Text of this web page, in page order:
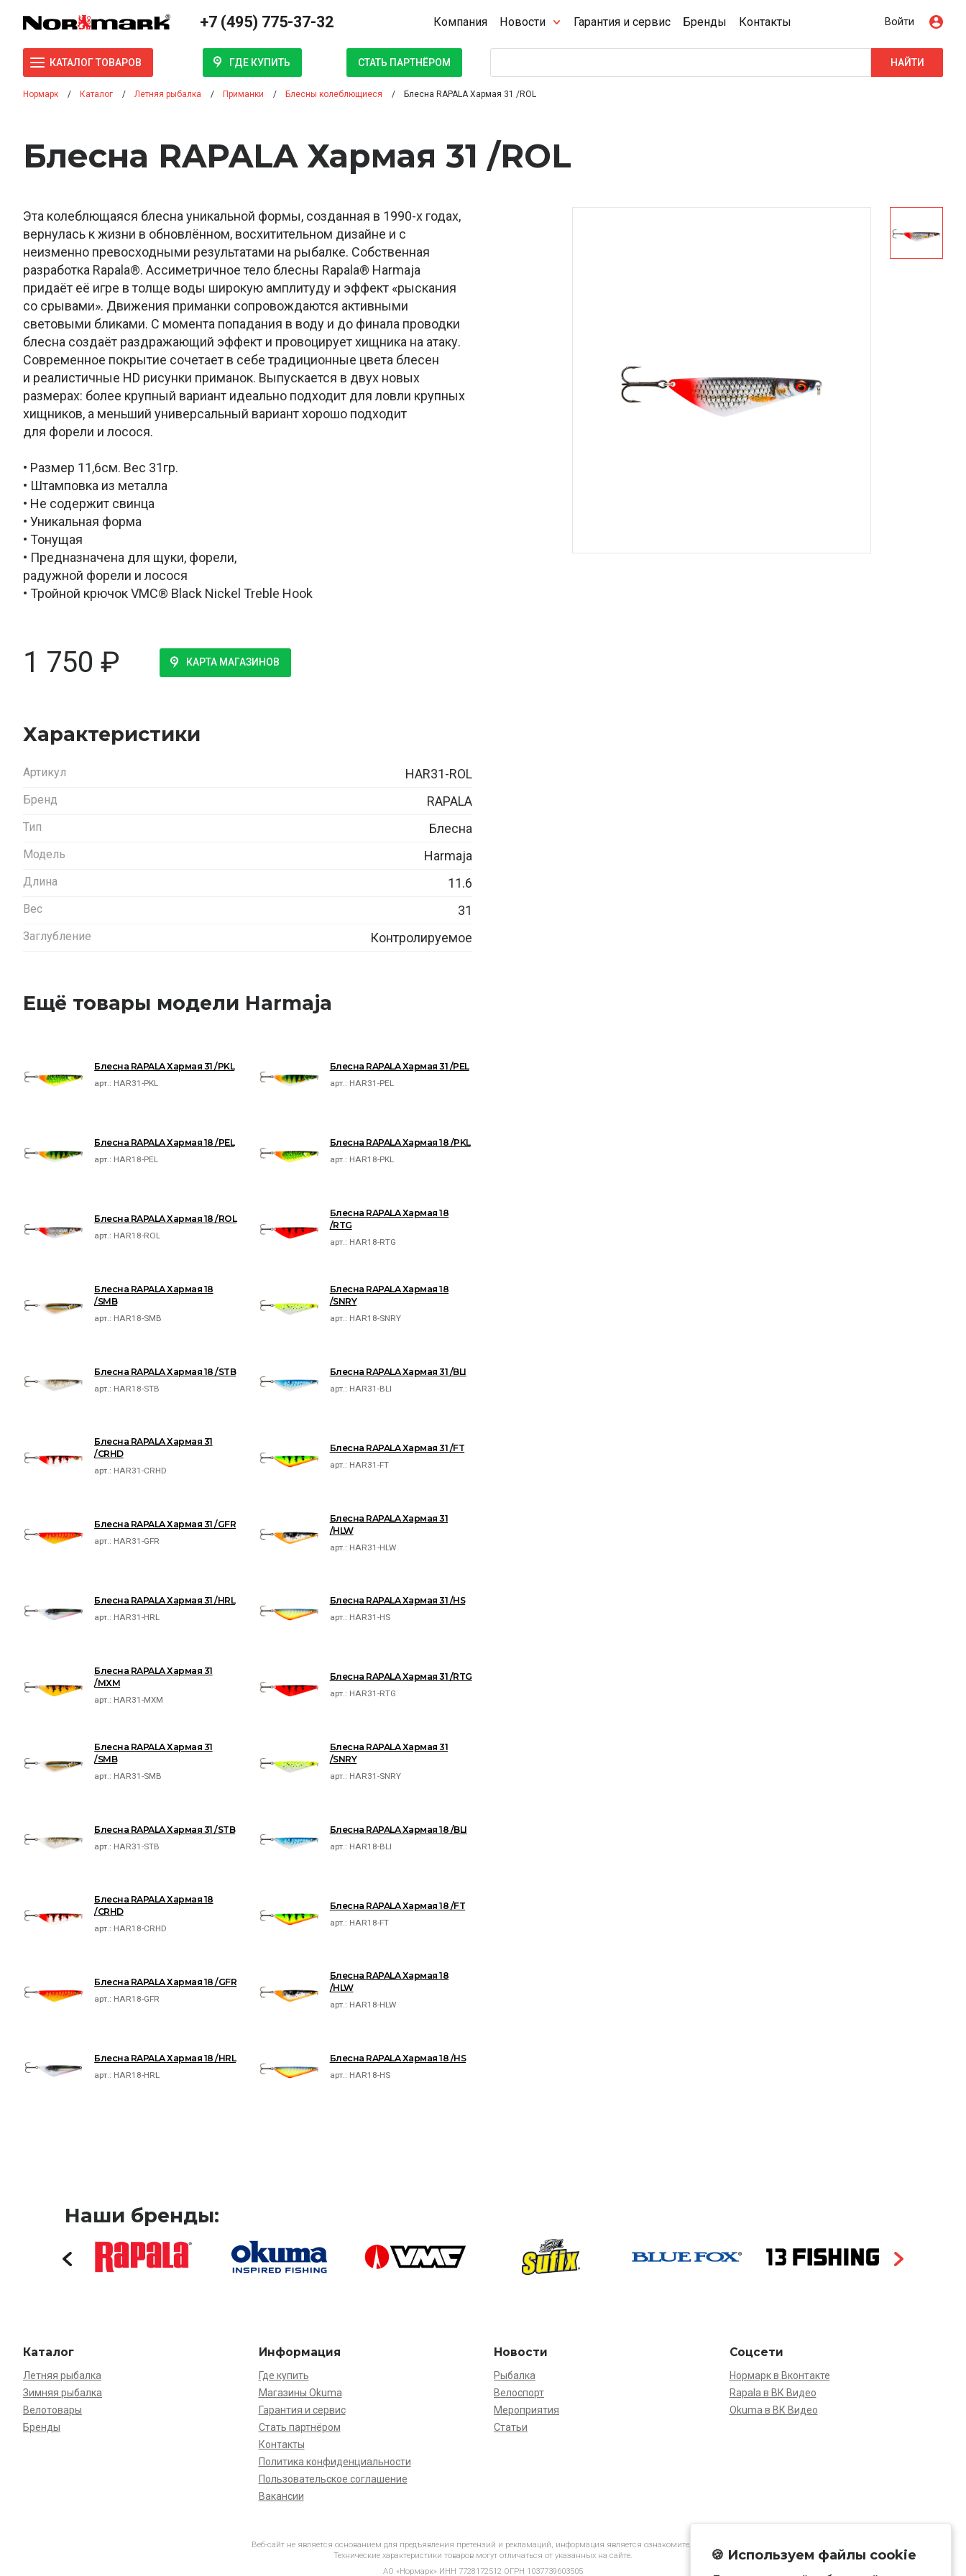
+7 (495) 775-37-32 Компания Новости Гарантия и сервис Бренды Контакты Войти
КАТАЛОГ ТОВАРОВ ГДЕ КУПИТЬ СТАТЬ ПАРТНЁРОМ НАЙТИ
Нормарк Каталог Летняя рыбалка Приманки Блесны колеблющиеся Блесна RAPALA Хармая 31 /ROL
Блесна RAPALA Хармая 31 /ROL
Эта колеблющаяся блесна уникальной формы, созданная в 1990-х годах,
вернулась к жизни в обновлённом, восхитительном дизайне и с
неизменно превосходными результатами на рыбалке. Собственная
разработка Rapala®. Ассиметричное тело блесны Rapala® Harmaja
придаёт её игре в толще воды широкую амплитуду и эффект «рыскания
со срывами». Движения приманки сопровождаются активными
световыми бликами. С момента попадания в воду и до финала проводки
блесна создаёт раздражающий эффект и провоцирует хищника на атаку.
Современное покрытие сочетает в себе традиционные цвета блесен
и реалистичные HD рисунки приманок. Выпускается в двух новых
размерах: более крупный вариант идеально подходит для ловли крупных
хищников, а меньший универсальный вариант хорошо подходит
для форели и лосося.
• Размер 11,6см. Вес 31гр.
• Штамповка из металла
• Не содержит свинца
• Уникальная форма
• Тонущая
• Предназначена для щуки, форели,
радужной форели и лосося
• Тройной крючок VMC® Black Nickel Treble Hook
1 750 ₽ КАРТА МАГАЗИНОВ
Характеристики
Артикул HAR31-ROL
Бренд RAPALA
Тип Блесна
Модель Harmaja
Длина 11.6
Вес 31
Заглубление Контролируемое
Ещё товары модели Harmaja
Блесна RAPALA Хармая 31 /PKL
арт.: HAR31-PKL
Блесна RAPALA Хармая 31 /PEL
арт.: HAR31-PEL
Блесна RAPALA Хармая 18 /PEL
арт.: HAR18-PEL
Блесна RAPALA Хармая 18 /PKL
арт.: HAR18-PKL
Блесна RAPALA Хармая 18 /ROL
арт.: HAR18-ROL
Блесна RAPALA Хармая 18
/RTG
арт.: HAR18-RTG
Блесна RAPALA Хармая 18
/SMB
арт.: HAR18-SMB
Блесна RAPALA Хармая 18
/SNRY
арт.: HAR18-SNRY
Блесна RAPALA Хармая 18 /STB
арт.: HAR18-STB
Блесна RAPALA Хармая 31 /BLI
арт.: HAR31-BLI
Блесна RAPALA Хармая 31
/CRHD
арт.: HAR31-CRHD
Блесна RAPALA Хармая 31 /FT
арт.: HAR31-FT
Блесна RAPALA Хармая 31 /GFR
арт.: HAR31-GFR
Блесна RAPALA Хармая 31
/HLW
арт.: HAR31-HLW
Блесна RAPALA Хармая 31 /HRL
арт.: HAR31-HRL
Блесна RAPALA Хармая 31 /HS
арт.: HAR31-HS
Блесна RAPALA Хармая 31
/MXM
арт.: HAR31-MXM
Блесна RAPALA Хармая 31 /RTG
арт.: HAR31-RTG
Блесна RAPALA Хармая 31
/SMB
арт.: HAR31-SMB
Блесна RAPALA Хармая 31
/SNRY
арт.: HAR31-SNRY
Блесна RAPALA Хармая 31 /STB
арт.: HAR31-STB
Блесна RAPALA Хармая 18 /BLI
арт.: HAR18-BLI
Блесна RAPALA Хармая 18
/CRHD
арт.: HAR18-CRHD
Блесна RAPALA Хармая 18 /FT
арт.: HAR18-FT
Блесна RAPALA Хармая 18 /GFR
арт.: HAR18-GFR
Блесна RAPALA Хармая 18
/HLW
арт.: HAR18-HLW
Блесна RAPALA Хармая 18 /HRL
арт.: HAR18-HRL
Блесна RAPALA Хармая 18 /HS
арт.: HAR18-HS
Наши бренды:
Каталог
Летняя рыбалка
Зимняя рыбалка
Велотовары
Бренды
Информация
Где купить
Магазины Okuma
Гарантия и сервис
Стать партнёром
Контакты
Политика конфиденциальности
Пользовательское соглашение
Вакансии
Новости
Рыбалка
Велоспорт
Мероприятия
Статьи
Соцсети
Нормарк в Вконтакте
Rapala в ВК Видео
Okuma в ВК Видео
Веб-сайт не является основанием для предъявления претензий и рекламаций, информация является ознакомительной.
Технические характеристики товаров могут отличаться от указанных на сайте.
АО «Нормарк» ИНН 7728172512 ОГРН 1037739603505
🍪 Используем файлы cookie